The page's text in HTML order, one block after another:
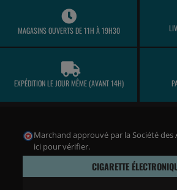
MAGASINS OUVERTS DE 11H À 19H30
EXPÉDITION LE JOUR MÊME (AVANT 14H)
Marchand approuvé par la Société des
ici pour vérifier.
CIGARETTE